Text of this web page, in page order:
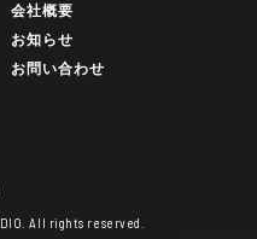
会社概要
お知らせ
お問い合わせ
All rights reserved.